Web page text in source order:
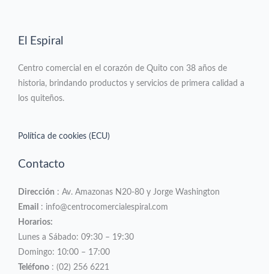
El Espiral
Centro comercial en el corazón de Quito con 38 años de
historia, brindando productos y servicios de primera calidad a
los quiteños.
Política de cookies (ECU)
Contacto
Dirección : Av. Amazonas N20-80 y Jorge Washington
Email
: info@centrocomercialespiral.com
Horarios:
Lunes a Sábado: 09:30 – 19:30
Domingo: 10:00 – 17:00
Teléfono : (02) 256 6221